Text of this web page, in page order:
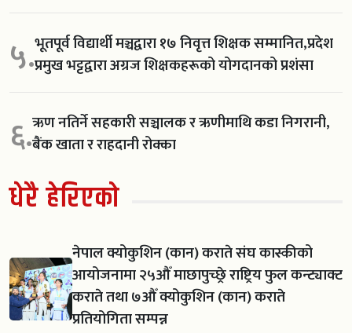
५.भूतपूर्व विद्यार्थी मञ्चद्वारा १७ निवृत्त शिक्षक सम्मानित,प्रदेश
प्रमुख भट्टद्वारा अग्रज शिक्षकहरूको योगदानको प्रशंसा
६.ऋण नतिर्ने सहकारी सञ्चालक र ऋणीमाथि कडा निगरानी,
बैंक खाता र राहदानी रोक्का
धेरै हेरिएको
नेपाल क्योकुशिन (कान) कराते संघ कास्कीको
आयोजनामा २५औँ माछापुच्छ्रे राष्ट्रिय फुल कन्ट्याक्ट
कराते तथा ७औँ क्योकुशिन (कान) कराते
प्रतियोगिता सम्पन्न